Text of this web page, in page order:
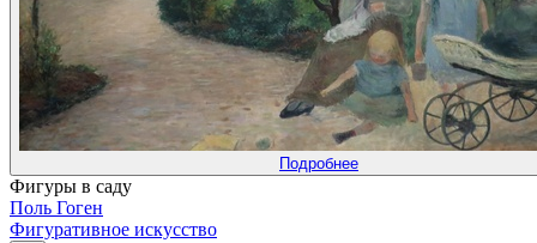
Подробнее
Фигуры в саду
Поль Гоген
Фигуративное искусство